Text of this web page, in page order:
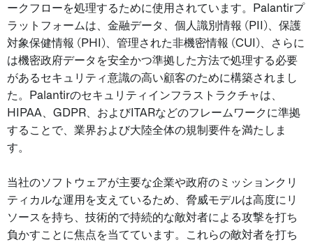
ークフローを処理するために使用されています。Palantirプ
ラットフォームは、金融データ、個人識別情報 (PII)、保護
対象保健情報 (PHI)、管理された非機密情報 (CUI)、さらに
は機密政府データを安全かつ準拠した方法で処理する必要
があるセキュリティ意識の高い顧客のために構築されまし
た。Palantirのセキュリティインフラストラクチャは、
HIPAA、GDPR、およびITARなどのフレームワークに準拠
することで、業界および大陸全体の規制要件を満たしま
す。
当社のソフトウェアが主要な企業や政府のミッションクリ
ティカルな運用を支えているため、脅威モデルは高度にリ
ソースを持ち、技術的で持続的な敵対者による攻撃を打ち
負かすことに焦点を当てています。これらの敵対者を打ち